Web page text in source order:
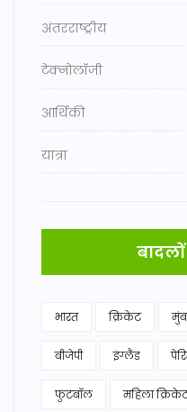
अंतरराष्ट्रीय
टेक्नोलॉजी
आर्थिकी
यात्रा
भारत क्रिकेट
बीजेपी इंग्लैंड
फुटबॉल महिला